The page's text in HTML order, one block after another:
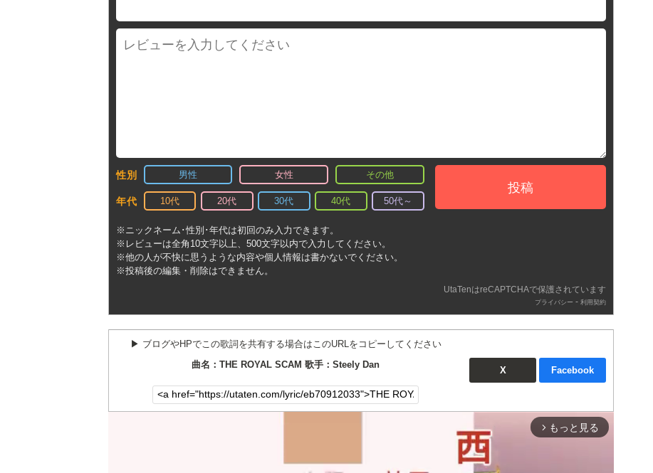
性別 男性 女性 その他
年代 10代 20代 30代 40代 50代～
投稿
※ニックネーム･性別･年代は初回のみ入力できます。
※レビューは全角10文字以上、500文字以内で入力してください。
※他の人が不快に思うような内容や個人情報は書かないでください。
※投稿後の編集・削除はできません。
UtaTenはreCAPTCHAで保護されています
プライバシー - 利用契約
▶︎ ブログやHPでこの歌詞を共有する場合はこのURLをコピーしてください
曲名：THE ROYAL SCAM 歌手：Steely Dan
X Facebook
arrow_forward_ios もっと見る